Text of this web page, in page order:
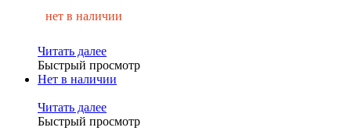
нет в наличии
Читать далее
Быстрый просмотр
Нет в наличии
Читать далее
Быстрый просмотр